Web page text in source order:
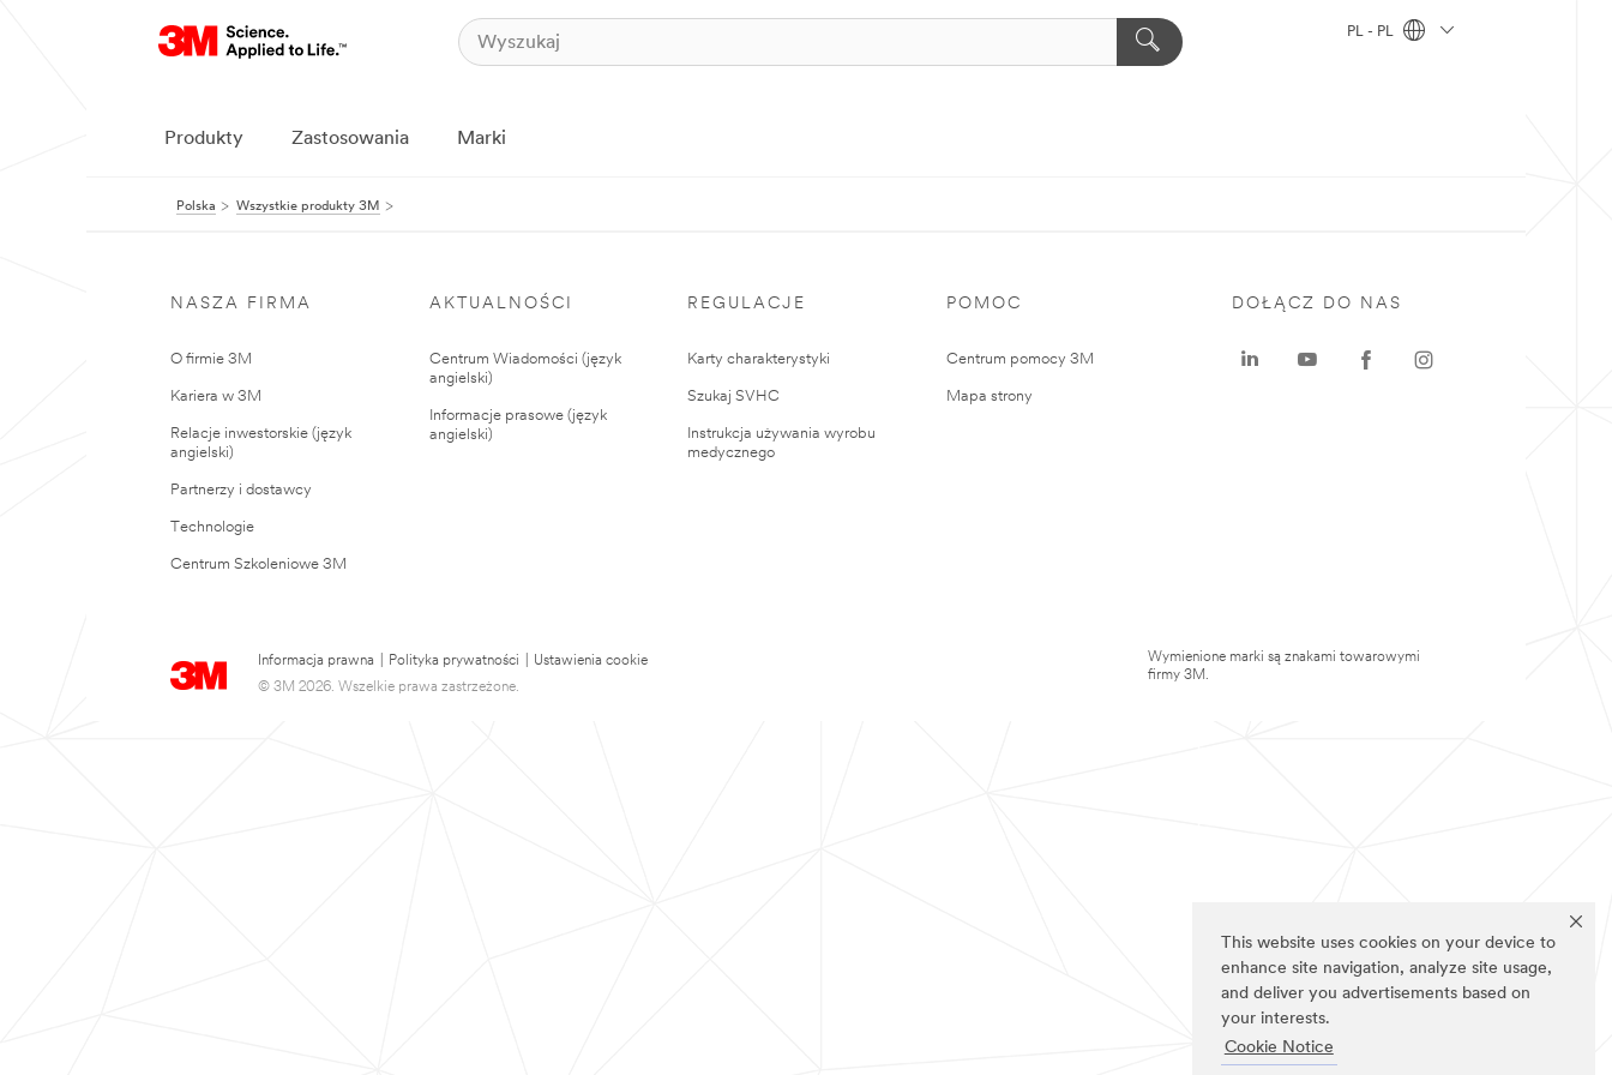
This website uses cookies on your device to
enhance site navigation, analyze site usage,
and deliver you advertisements based on
your interests.
Cookie Notice
PL - PL
Produkty Zastosowania Marki
Polska Wszystkie produkty 3M
NASZA FIRMA
O firmie 3M
Kariera w 3M
Relacje inwestorskie (język
angielski)
Partnerzy i dostawcy
Technologie
Centrum Szkoleniowe 3M
AKTUALNOŚCI
Centrum Wiadomości (język
angielski)
Informacje prasowe (język
angielski)
REGULACJE
Karty charakterystyki
Szukaj SVHC
Instrukcja używania wyrobu
medycznego
POMOC
Centrum pomocy 3M
Mapa strony
Informacja prawna Polityka prywatności
Ustawienia cookie
© 3M 2026. Wszelkie prawa zastrzeżone.
DOŁĄCZ DO NAS
Wymienione marki są znakami towarowymi
firmy 3M.